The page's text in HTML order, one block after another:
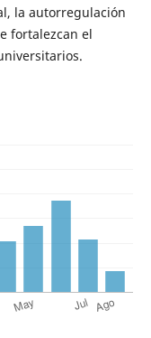
la autorregulación
fortalezcan el